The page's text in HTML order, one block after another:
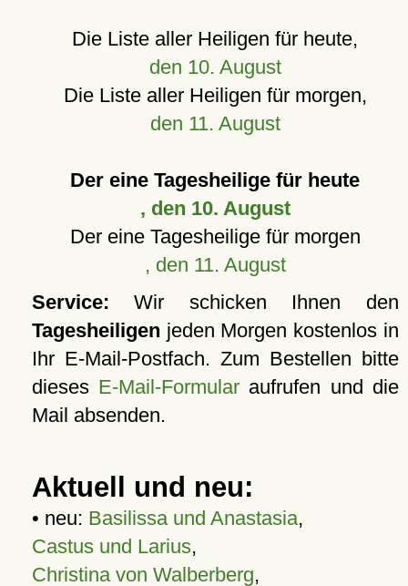
Die Liste aller Heiligen für heute,
den 10. August
Die Liste aller Heiligen für morgen,
den 11. August
Der eine Tagesheilige für heute
, den 10. August
Der eine Tagesheilige für morgen
, den 11. August
Service: Wir schicken Ihnen den
Tagesheiligen jeden Morgen kostenlos in
Ihr E-Mail-Postfach. Zum Bestellen bitte
dieses E-Mail-Formular aufrufen und die
Mail absenden.
Aktuell und neu:
• neu: Basilissa und Anastasia,
Castus und Larius,
Christina von Walberberg,